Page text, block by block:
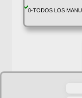
0-TODOS LOS